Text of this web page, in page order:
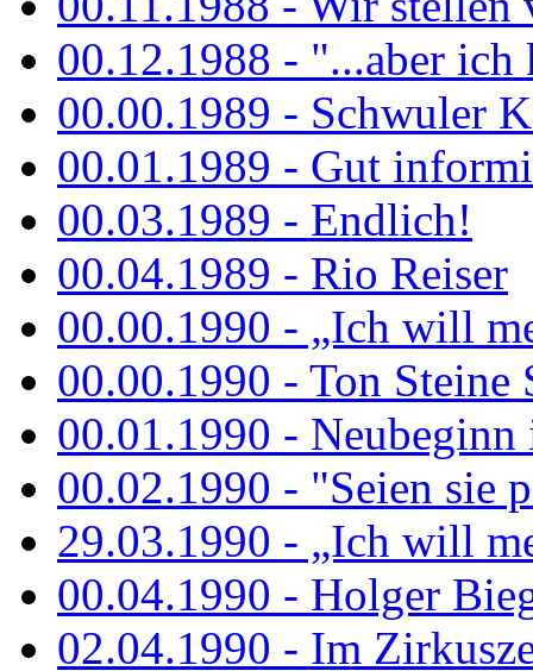
00.12.1988 - "...aber ich
00.00.1989 - Schwuler
00.01.1989 - Gut
00.03.1989 - Endlich!
00.04.1989 - Rio Reiser
00.00.1990 - „Ich will
00.00.1990 - Ton Steine
00.01.1990 -
00.02.1990 - "Seien sie
29.03.1990 - „Ich will
00.04.1990 - Holger
02.04.1990 - Im